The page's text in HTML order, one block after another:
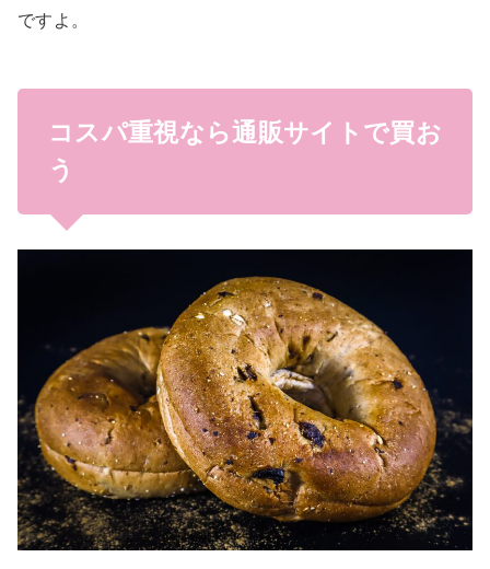
ですよ。
コスパ重視なら通販サイトで買お
う